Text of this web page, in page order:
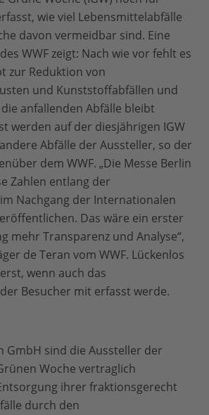
wie viel Lebensmittelabfälle
davon vermeidbar sind. Eine
WWF zeigt: Nach wie vor fehlt es
zur Reduktion von
und Kunststoffabfällen und
anfallenden Abfälle bleibt
werden auf der diesjährigen IGW
Abfälle der Aussteller, so der
dem WWF. „Die Messe Berlin
Zahlen entlang der
Nachgang der Internationalen
Das wäre ein erster
mehr Transparenz und Analyse“,
de Teran vom WWF. Lückenlos
wenn auch das
Besucher mit erfasst werde.
GmbH sind die Aussteller der
Woche vertraglich
ihrer fraktionsgerecht
durch den